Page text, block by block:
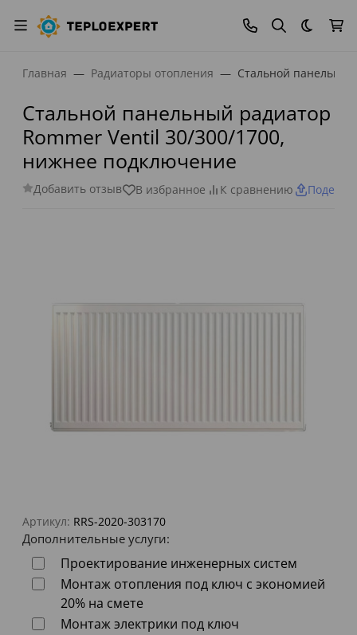
Темная
Главная Радиаторы отопления Стальной
Стальной панельный радиатор
Rommer Ventil 30/300/1700,
нижнее подключение
Добавить отзыв В избранное К сравнению
Артикул: RRS-2020-303170
Дополнительные услуги:
Проектирование инженерных систем
Монтаж отопления под ключ с экономией
20% на смете
Монтаж электрики под ключ